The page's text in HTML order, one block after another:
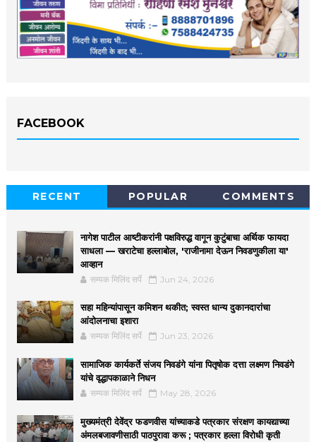
FACEBOOK
RECENT POPULAR COMMENTS
नागेश पाटील आष्टीकरांनी पक्षविरुद्ध वागून कुटुंबाचा अर्थिक फायदा
साधला — खराटेचा हल्लाबोल, 'राजीनामा देऊन निवडणुकीला या'
आव्हान
सम्यक मिलिंद सर्पे Jun 24, 2026
सहा महिन्यांपासून कमिशन थकीत; स्वस्त धान्य दुकानदारांचा
आंदोलनाचा इशारा
सम्यक मिलिंद सर्पे Jun 23, 2026
सामाजिक कार्यकर्ते संजय निवडंगे यांना पितृषोक दत्ता लक्ष्मण निवडंगे
यांचे वृद्धापकाळाने निधन
सम्यक मिलिंद सर्पे May 28, 2026
मुख्यमंत्री देवेंद्र फडणवीस यांच्याकडे पत्रकार संरक्षण कायद्याच्या
अंमलबजावणीसाठी पाठपुरावा करू ; पत्रकार हल्ला विरोधी कृती